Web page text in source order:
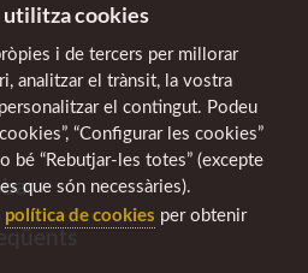
cookies
i de tercers per millorar
analitzar el trànsit, la vostra
el contingut. Podeu
“Configurar les cookies”
bé “Rebutjar-les totes” (excepte
que són necessàries).
política de cookies per obtenir